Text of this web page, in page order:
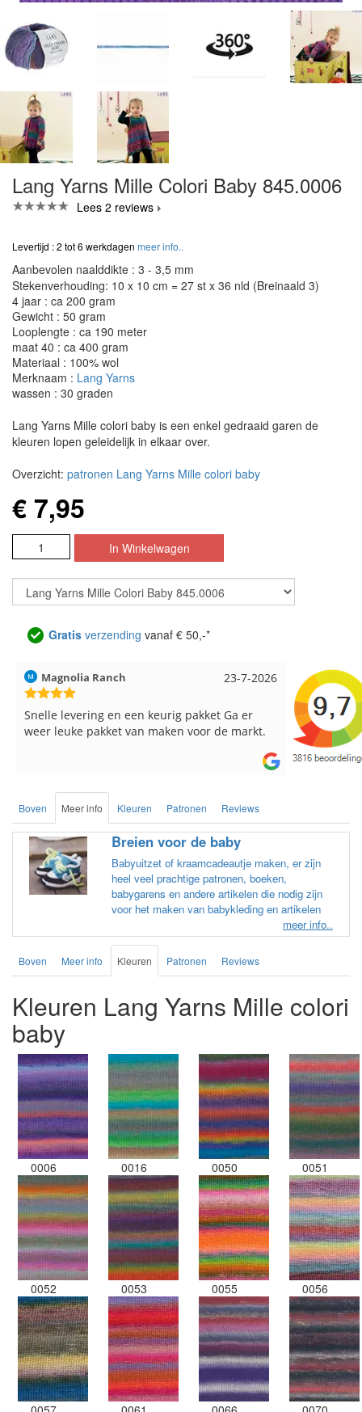
Lang Yarns Mille Colori Baby 845.0006
Lees 2 reviews
Levertijd : 2 tot 6 werkdagen meer info..
Aanbevolen naalddikte : 3 - 3,5 mm
Stekenverhouding: 10 x 10 cm = 27 st x 36 nld (Breinaald 3)
4 jaar : ca 200 gram
Gewicht : 50 gram
Looplengte : ca 190 meter
maat 40 : ca 400 gram
Materiaal : 100% wol
Merknaam : Lang Yarns
wassen : 30 graden
Lang Yarns Mille colori baby is een enkel gedraaid garen de
kleuren lopen geleidelijk in elkaar over.
Overzicht: patronen Lang Yarns Mille colori baby
€ 7,95
Gratis verzending vanaf € 50,-*
17-7-2026
Hilde uit Loyers
Reeds meerdere keren breigaren en
breinaalden besteld, altijd heel tevreden over
Loes uit
Snelle
Boven Meer info Kleuren Patronen Reviews
Breien voor de baby
Babyuitzet of kraamcadeautje maken, er zijn
heel veel prachtige patronen, boeken,
babygarens en andere artikelen die nodig zijn
voor het maken van babykleding en artikelen
meer info..
Boven Meer info Kleuren Patronen Reviews
Kleuren Lang Yarns Mille colori
baby
0006 0016 0050 0051
0052 0053 0055 0056